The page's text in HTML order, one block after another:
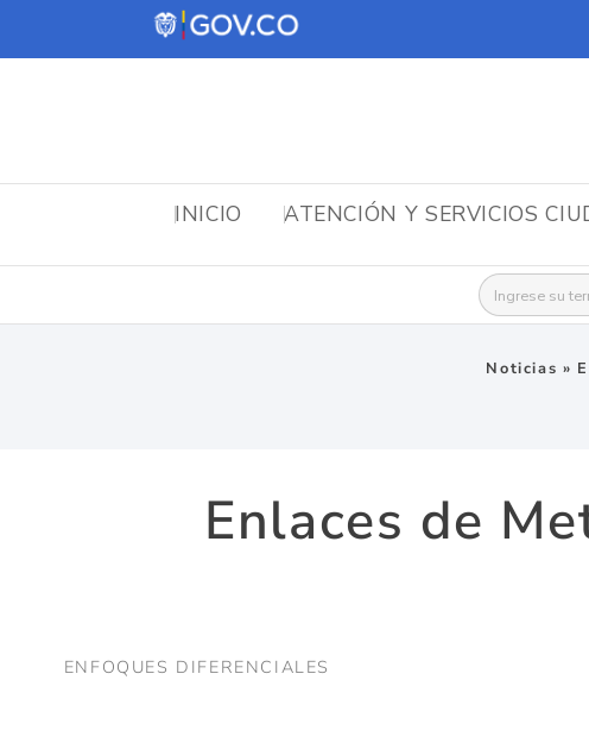
INICIO ATENCIÓN Y SERVICIOS
Buscar:
Noticias »
Enlaces de
ENFOQUES DIFERENCIALES